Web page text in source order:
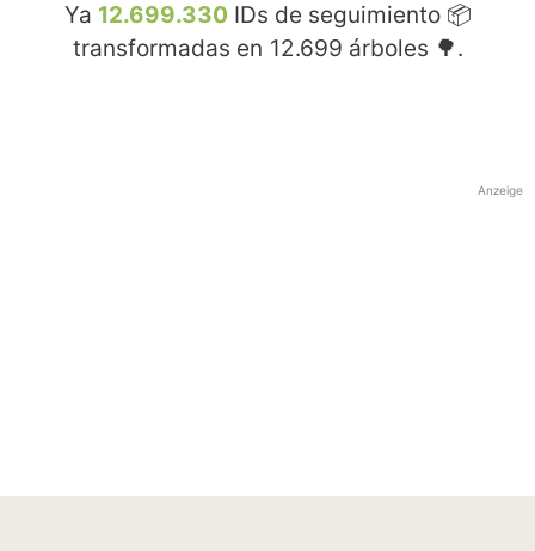
Ya 12.699.330 IDs de seguimiento 📦
transformadas en 12.699 árboles 🌳.
Anzeige